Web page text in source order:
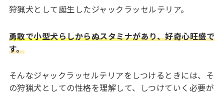
狩猟犬として誕生したジャックラッセルテリア。
勇敢で小型犬らしからぬスタミナがあり、好奇心旺盛で
す。
そんなジャックラッセルテリアをしつけるときには、そ
の狩猟犬としての性格を理解して、しつけていく必要が